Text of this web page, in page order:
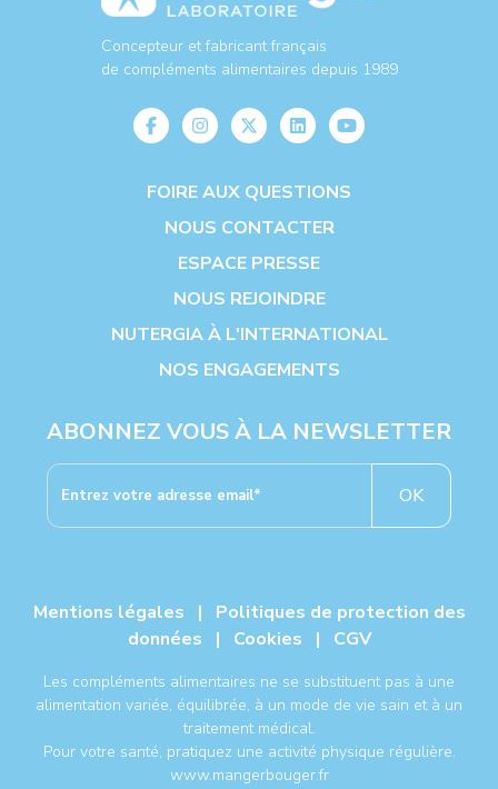
Concepteur et fabricant français
de compléments alimentaires depuis 1989
FOIRE AUX QUESTIONS
NOUS CONTACTER
ESPACE PRESSE
NOUS REJOINDRE
NUTERGIA À L'INTERNATIONAL
NOS ENGAGEMENTS
ABONNEZ VOUS À LA NEWSLETTER
OK
Mentions légales |
Politiques de protection des
données
| Cookies | CGV
Les compléments alimentaires ne se substituent pas à une
alimentation variée, équilibrée, à un mode de vie sain et à un
traitement médical.
Pour votre santé, pratiquez une activité physique régulière.
www.mangerbouger.fr